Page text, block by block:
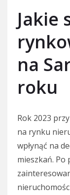
Jakie
na
roku
Rok 2023
na rynku
wpłynąć na
mieszkań. Po